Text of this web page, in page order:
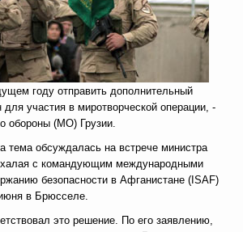
году отправить дополнительный
участия в миротворческой операции, -
обороны (МО) Грузии.
обсуждалась на встрече министра
с командующим международными
безопасности в Афганистане (ISAF)
в Брюсселе.
это решение. По его заявлению,